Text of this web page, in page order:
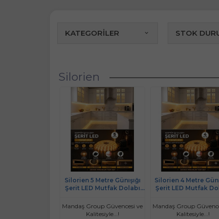
KATEGORİLER STOK
Silorien
Silorien 5 Metre Günışığı
Şerit LED Mutfak Dolabı
Kapa Düğmeli Tak Çalıştır
Mandaş Group Güvencesi ve
Kalitesiyle...!
Silorien 4 Metre
Şerit LED Mutfak
Kapa Düğmeli Tak
Mandaş Group
Kalitesiyle...!